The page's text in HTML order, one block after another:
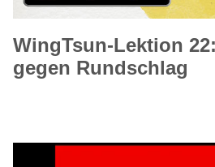
WingTsun-Lektion
gegen Rundschlag